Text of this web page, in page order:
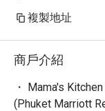
複製地址
商戶介紹
・ Mama's
(Phuket Marriott